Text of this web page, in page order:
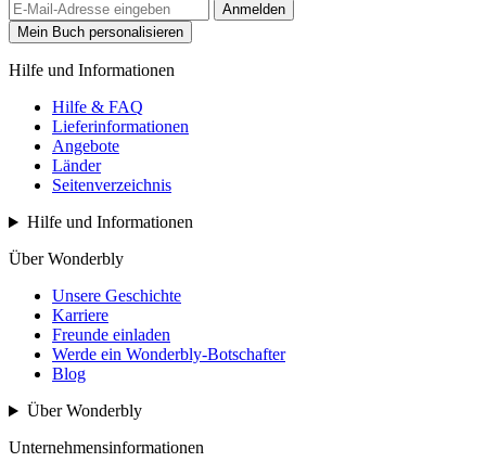
Anmelden
Mein Buch personalisieren
Hilfe und Informationen
Hilfe & FAQ
Lieferinformationen
Angebote
Länder
Seitenverzeichnis
Hilfe und Informationen
Über Wonderbly
Unsere Geschichte
Karriere
Freunde einladen
Werde ein Wonderbly-Botschafter
Blog
Über Wonderbly
Unternehmensinformationen